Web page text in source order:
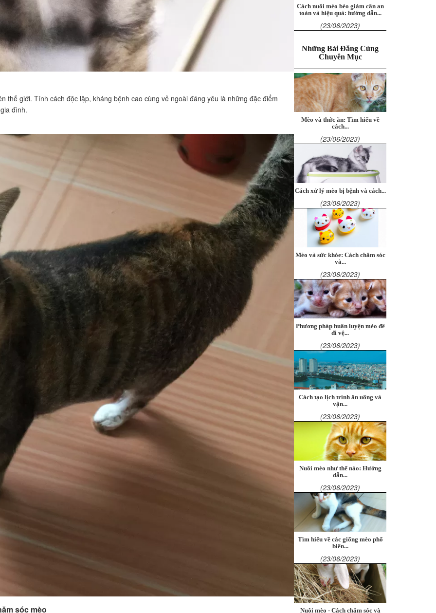
thế giới. Tính cách độc lập, kháng bệnh cao cùng vẻ ngoài đáng yêu là những đặc điểm
đình.
sóc mèo
Cách nuôi mèo béo giảm cân an
toàn và hiệu quả: hướng dẫn...
(23/06/2023)
Những Bài Đăng Cùng
Chuyên Mục
Mèo và thức ăn: Tìm hiểu về
cách...
(23/06/2023)
Cách xử lý mèo bị bệnh và cách...
(23/06/2023)
Mèo và sức khỏe: Cách chăm sóc
và...
(23/06/2023)
Phương pháp huấn luyện mèo để
đi vệ...
(23/06/2023)
Cách tạo lịch trình ăn uống và
vận...
(23/06/2023)
Nuôi mèo như thế nào: Hướng
dẫn...
(23/06/2023)
Tìm hiểu về các giống mèo phổ
biến...
(23/06/2023)
Nuôi mèo - Cách chăm sóc và